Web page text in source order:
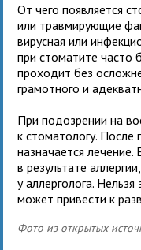
От чего появляется
или травмирующие
вирусная или
при стоматите часто
проходит без
грамотного и
При подозрении на
к стоматологу. После
назначается лечение.
в результате
у аллерголога.
может привести к
Фото из открытых